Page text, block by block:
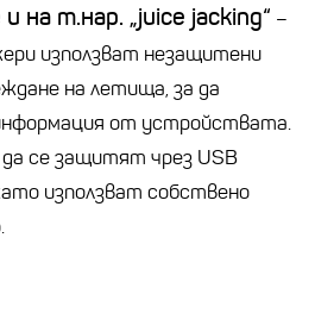
на т.нар. „juice jacking“ –
използват незащитени
на летища, за да
от устройствата.
се защитят чрез USB
използват собствено